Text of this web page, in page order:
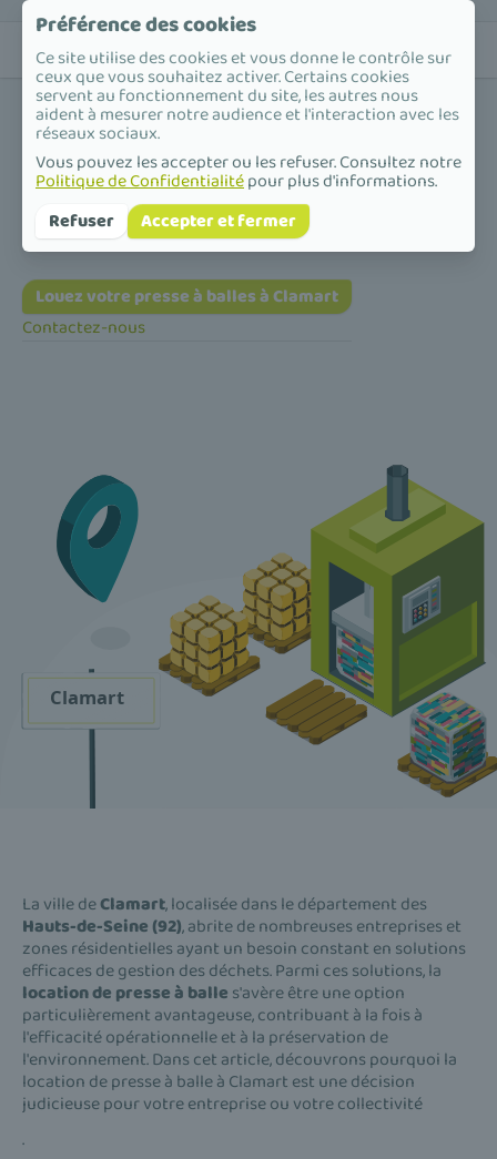
Accueil /Presse à balles /Île-de-France /Hauts-de-Seine /Clamart
Presse à balles à Clamart
Louez votre presse à balles à Clamart
Contactez-nous
La ville deClamart, localisée dans le département des
Hauts-de-Seine (92), abrite de nombreuses entreprises et
zones résidentielles ayant un besoin constant en solutions
efficaces de gestion des déchets. Parmi ces solutions, la
location de presse à balle s'avère être une option
particulièrement avantageuse, contribuant à la fois à
l'efficacité opérationnelle et à la préservation de
l'environnement. Dans cet article, découvrons pourquoi la
location de presse à balle à Clamart est une décision
judicieuse pour votre entreprise ou votre collectivité
.
Préférence des cookies
Ce site utilise des cookies et vous donne le contrôle sur
ceux que vous souhaitez activer. Certains cookies
servent au fonctionnement du site, les autres nous
aident à mesurer notre audience et l'interaction avec les
réseaux sociaux.
Vous pouvez les accepter ou les refuser. Consultez notre
Politique de Confidentialitépour plus d'informations.
Refuser
Accepter et fermer